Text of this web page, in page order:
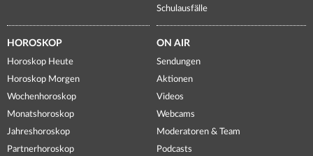
Schulausfälle
HOROSKOP
Horoskop Heute
Horoskop Morgen
Wochenhoroskop
Monatshoroskop
Jahreshoroskop
Partnerhoroskop
ON AIR
Sendungen
Aktionen
Videos
Webcams
Moderatoren & Team
Podcasts